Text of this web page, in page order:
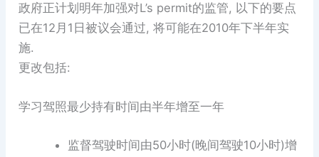
政府正计划明年加强对L’s permit的监管, 以下的要点
已在12 月 1 日被议会通过, 将可能在2010年下半年实
施.
更改包括:
学习驾照最少持有时间由半年增至一年
监督驾驶时间由50小时(晚间驾驶10小时)增